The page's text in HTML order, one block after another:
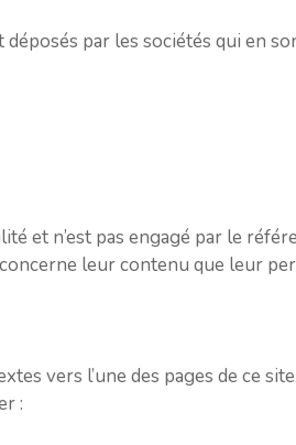
par les sociétés qui en
et n’est pas engagé par le
leur contenu que leur
vers l’une des pages de ce
: